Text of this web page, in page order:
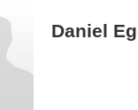
Daniel